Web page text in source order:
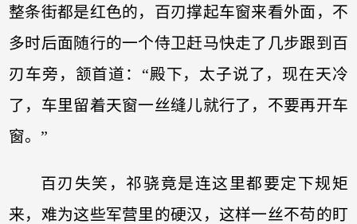
整条街都是红色的，百刃撑起车窗来看外面，不
多时后面随行的一个侍卫赶马快走了几步跟到百
刃车旁，颔首道：“殿下，太子说了，现在天冷
了，车里留着天窗一丝缝儿就行了，不要再开车
窗。”
百刃失笑，祁骁竟是连这里都要定下规矩
来，难为这些军营里的硬汉，这样一丝不苟的盯